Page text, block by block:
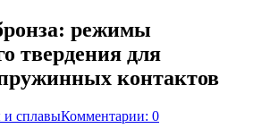
режимы
твердения для
контактов
и сплавыКомментарии: 0